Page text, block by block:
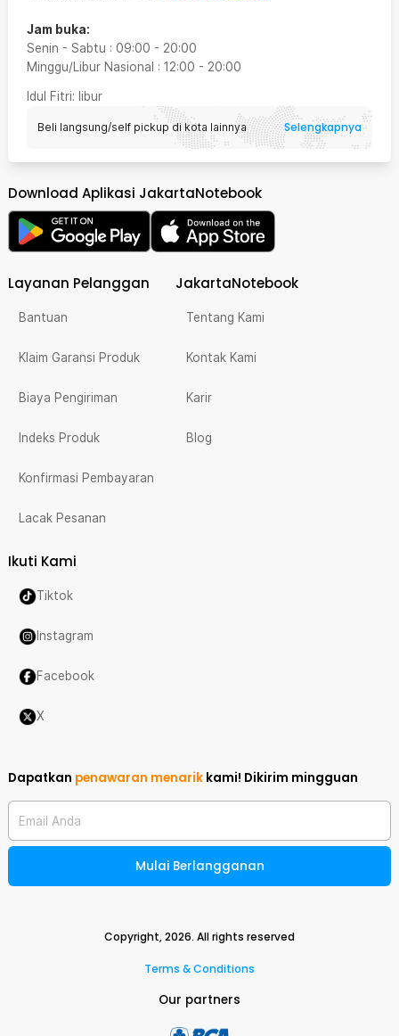
Jam buka:
Senin - Sabtu : 09:00 - 20:00
Minggu/Libur Nasional : 12:00 - 20:00
Idul Fitri: libur
Beli langsung/self pickup di kota lainnya Selengkapnya
Download Aplikasi JakartaNotebook
Layanan Pelanggan
Bantuan
Klaim Garansi Produk
Biaya Pengiriman
Indeks Produk
Konfirmasi Pembayaran
Lacak Pesanan
JakartaNotebook
Tentang Kami
Kontak Kami
Karir
Blog
Ikuti Kami
Tiktok
Instagram
Facebook
X
Dapatkan penawaran menarik kami! Dikirim mingguan
Email Anda
Mulai Berlangganan
Copyright,2026. All rights reserved
Terms & Conditions
Our partners